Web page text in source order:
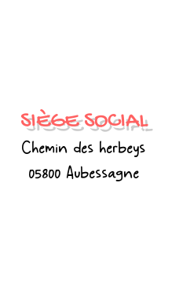
SIÈGE SOCIAL
Chemin des herbeys
05800 Aubessagne